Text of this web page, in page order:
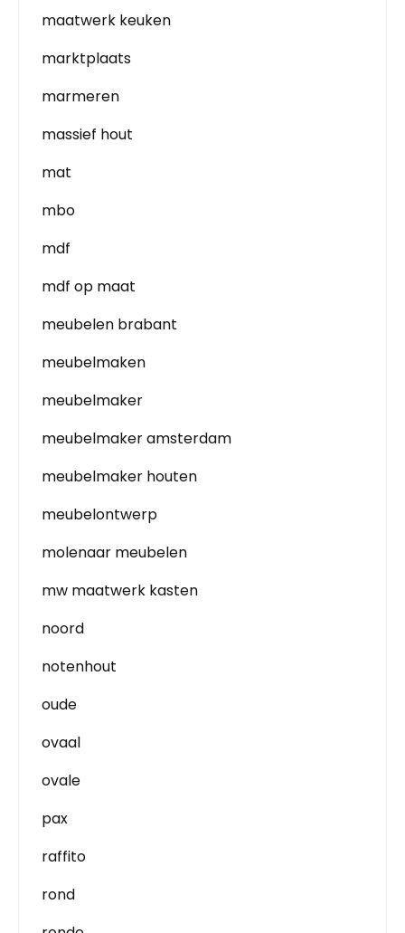
maatwerk keuken
marktplaats
marmeren
massief hout
mat
mbo
mdf
mdf op maat
meubelen brabant
meubelmaken
meubelmaker
meubelmaker amsterdam
meubelmaker houten
meubelontwerp
molenaar meubelen
mw maatwerk kasten
noord
notenhout
oude
ovaal
ovale
pax
raffito
rond